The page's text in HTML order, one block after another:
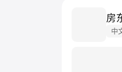
房
中